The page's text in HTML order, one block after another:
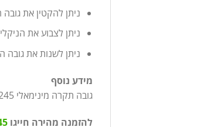
ניתן להקטין את
ניתן לצבוע את
ניתן לשנות את
מידע נוסף
גובה תקרה מינימאלי 245 ס”מ. מסילות מרחפות מאלומיניום עם מנגנון טריקה שקטה איכותית של חברת GAP איטליה.
להזמנה מהירה חייגו